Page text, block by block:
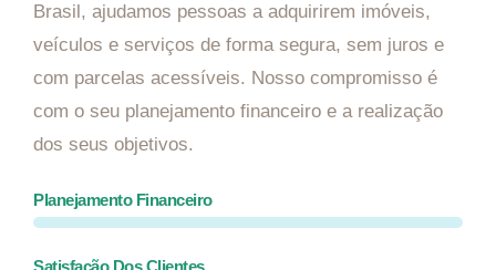
Brasil, ajudamos pessoas a adquirirem imóveis,
veículos e serviços de forma segura, sem juros e
com parcelas acessíveis. Nosso compromisso é
com o seu planejamento financeiro e a realização
dos seus objetivos.
Planejamento Financeiro
Satisfação Dos Clientes